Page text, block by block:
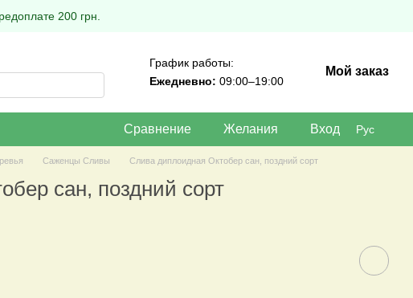
200 грн.
График работы:
Ежедневно: 09:00–19:00
Мой заказ
Сравнение Желания Вход Рус
Саженцы Сливы Слива диплоидная Октобер сан, поздний сорт
сан, поздний сорт